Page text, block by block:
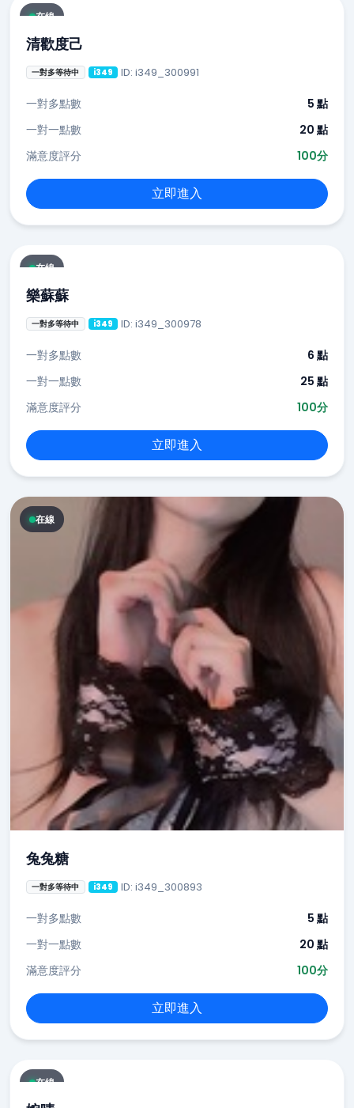
在線
清歡度己
一對多等待中 i349 ID: i349_300991
一對多點數
5 點
一對一點數
20 點
滿意度評分
100分
立即進入
在線
樂蘇蘇
一對多等待中 i349 ID: i349_300978
一對多點數
6 點
一對一點數
25 點
滿意度評分
100分
立即進入
在線
兔兔糖
一對多等待中 i349 ID: i349_300893
一對多點數
5 點
一對一點數
20 點
滿意度評分
100分
立即進入
在線